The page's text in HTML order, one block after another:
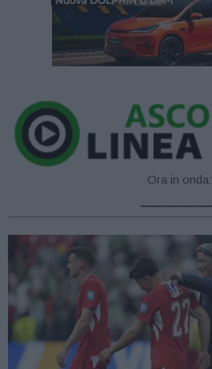
Ora in onda: